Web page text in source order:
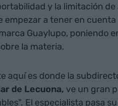
y la limitación
empezar a tener en
Guaylupo, poniendo
la materia.
aquí es donde la
de Lecuona, ve un gran
El especialista pasa